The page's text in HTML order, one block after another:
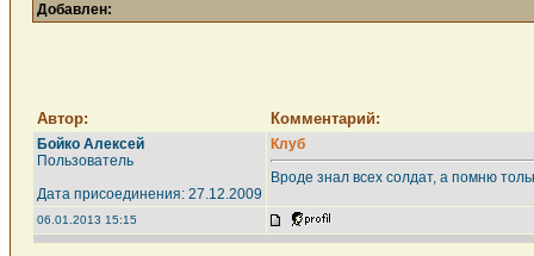
Добавлен:
Автор: Комментарий:
Бойко Алексей
Пользователь
Дата присоединения: 27.12.2009
Клуб
Вроде знал всех солдат, а помню
06.01.2013 15:15